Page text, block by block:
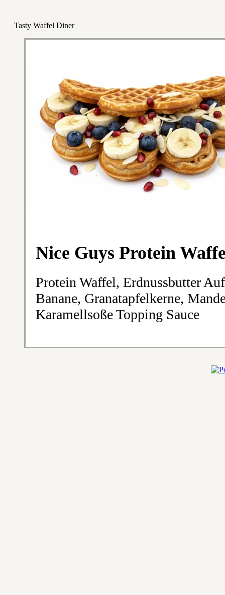
Tasty Waffel Diner
Nice Guys Protein
Protein Waffel, Erdnussbutter
Banane, Granatapfelkerne,
Karamellsoße Topping Sauce